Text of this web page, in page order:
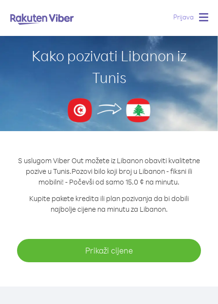
Prijava
Kako pozivati Libanon iz
Tunis
S uslugom Viber Out možete iz Libanon obaviti kvalitetne
pozive u Tunis.Pozovi bilo koji broj u Libanon - fiksni ili
mobilni! - Počevši od samo 15.0 ¢ na minutu.
Kupite pakete kredita ili plan pozivanja da bi dobili
najbolje cijene na minutu za Libanon.
Prikaži cijene